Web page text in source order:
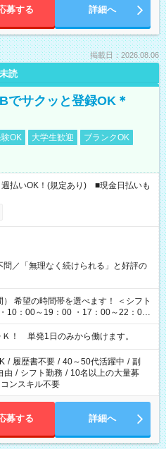
募する 詳細へ
掲載日：2026.08.06
未読
でサクッと登録OK＊
OK 大学生歓迎
ブランクOK
払いOK！(規定あり) ■現金日払いも
問／「無理なく続けられる」と好評の
フト
10：00～19：00 ・17：00～22：00
00～翌6：00 など
Ｋ！ 単発1日のみから働けます。
/ 履歴書不要 / 40～50代活躍中 / 副
由 / シフト勤務 / 10名以上の大量募
ンスキル不要
募する 詳細へ